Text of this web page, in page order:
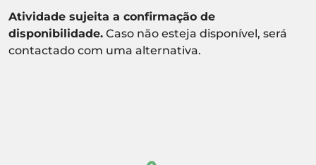
Atividade sujeita a confirmação de
disponibilidade. Caso não esteja disponível, será
contactado com uma alternativa.